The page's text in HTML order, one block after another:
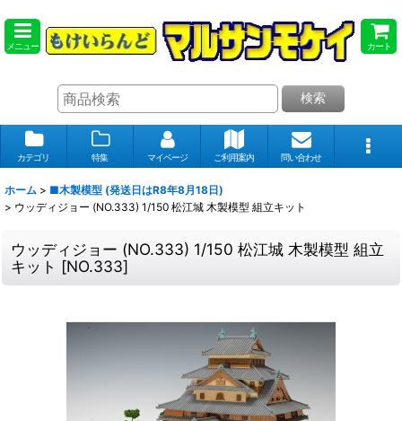
メニュー カート
検索
カテゴリ 特集 マイページ ご利用案内 問い合わせ
ホーム > ■木製模型 (発送日はR8年8月18日)
> ウッディジョー (NO.333) 1/150 松江城 木製模型 組立キット
ウッディジョー (NO.333) 1/150 松江城 木製模型 組立
キット [NO.333]